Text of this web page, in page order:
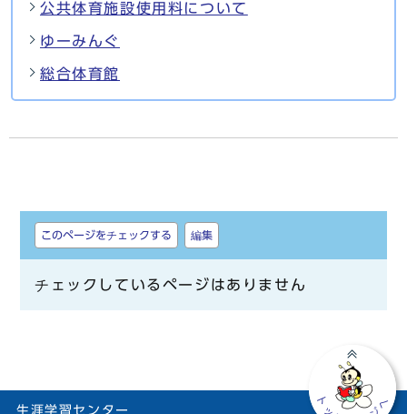
公共体育施設使用料について
ゆーみんぐ
総合体育館
しおり
このページをチェックする 編集
チェックしているページはありません
生涯学習センター